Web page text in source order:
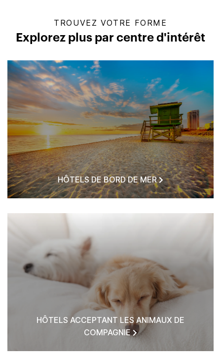
TROUVEZ VOTRE FORME
Explorez plus par centre d'intérêt
HÔTELS DE BORD DE MER
HÔTELS ACCEPTANT LES ANIMAUX DE
COMPAGNIE